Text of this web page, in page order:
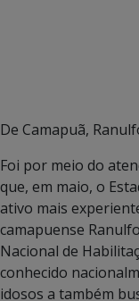
De Camapuã,
Foi por meio do
que, em maio, o
ativo mais
camapuense
Nacional de
conhecido
idosos a também